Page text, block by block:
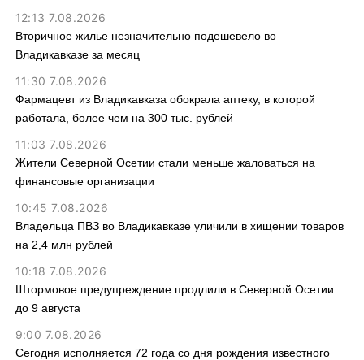
12:13 7.08.2026
Вторичное жилье незначительно подешевело во
Владикавказе за месяц
11:30 7.08.2026
Фармацевт из Владикавказа обокрала аптеку, в которой
работала, более чем на 300 тыс. рублей
11:03 7.08.2026
Жители Северной Осетии стали меньше жаловаться на
финансовые организации
10:45 7.08.2026
Владельца ПВЗ во Владикавказе уличили в хищении товаров
на 2,4 млн рублей
10:18 7.08.2026
Штормовое предупреждение продлили в Северной Осетии
до 9 августа
9:00 7.08.2026
Сегодня исполняется 72 года со дня рождения известного